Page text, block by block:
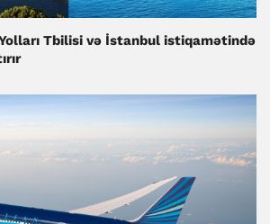
Tbilisi və İstanbul istiqamətində